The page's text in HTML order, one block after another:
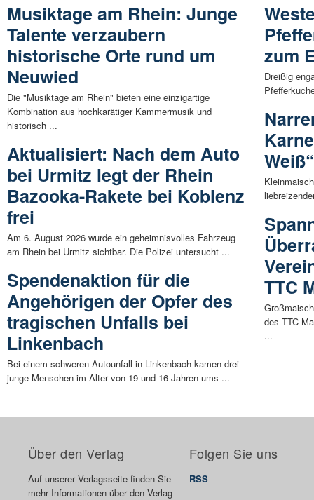
Musiktage am Rhein: Junge
Talente verzaubern
historische Orte rund um
Neuwied
Die "Musiktage am Rhein" bieten eine einzigartige
Kombination aus hochkarätiger Kammermusik und
historisch ...
Aktualisiert: Nach dem Auto
bei Urmitz legt der Rhein
Bazooka-Rakete bei Koblenz
frei
Am 6. August 2026 wurde ein geheimnisvolles Fahrzeug
am Rhein bei Urmitz sichtbar. Die Polizei untersucht ...
Spendenaktion für die
Angehörigen der Opfer des
tragischen Unfalls bei
Linkenbach
Bei einem schweren Autounfall in Linkenbach kamen drei
junge Menschen im Alter von 19 und 16 Jahren ums ...
zum
Dreißig
TTC
des TTC
...
Über den Verlag
Auf unserer Verlagsseite finden Sie
mehr Informationen über den Verlag
Folgen Sie uns
RSS